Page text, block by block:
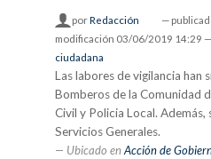
porRedacción —
modificación 03/06/2019 14:29
ciudadana
Las labores de vigilancia han
Bomberos de la Comunidad
Civil y Policia Local. Además,
Servicios Generales.
Ubicado en Acción de